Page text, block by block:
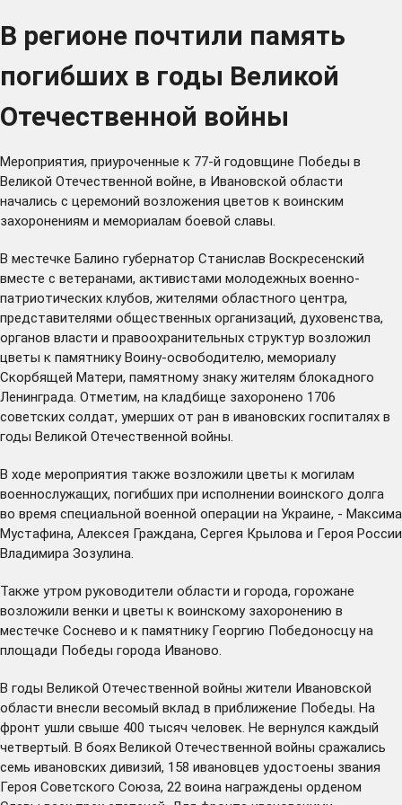
В регионе почтили память
погибших в годы Великой
Отечественной войны
Мероприятия, приуроченные к 77-й годовщине Победы в
Великой Отечественной войне, в Ивановской области
начались с церемоний возложения цветов к воинским
захоронениям и мемориалам боевой славы.
В местечке Балино губернатор Станислав Воскресенский
вместе с ветеранами, активистами молодежных военно-
патриотических клубов, жителями областного центра,
представителями общественных организаций, духовенства,
органов власти и правоохранительных структур возложил
цветы к памятнику Воину-освободителю, мемориалу
Скорбящей Матери, памятному знаку жителям блокадного
Ленинграда. Отметим, на кладбище захоронено 1706
советских солдат, умерших от ран в ивановских госпиталях в
годы Великой Отечественной войны.
В ходе мероприятия также возложили цветы к могилам
военнослужащих, погибших при исполнении воинского долга
во время специальной военной операции на Украине, - Максима
Мустафина, Алексея Граждана, Сергея Крылова и Героя России
Владимира Зозулина.
Также утром руководители области и города, горожане
возложили венки и цветы к воинскому захоронению в
местечке Соснево и к памятнику Георгию Победоносцу на
площади Победы города Иваново.
В годы Великой Отечественной войны жители Ивановской
области внесли весомый вклад в приближение Победы. На
фронт ушли свыше 400 тысяч человек. Не вернулся каждый
четвертый. В боях Великой Отечественной войны сражались
семь ивановских дивизий, 158 ивановцев удостоены звания
Героя Советского Союза, 22 воина награждены орденом